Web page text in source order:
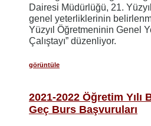
Dairesi Müdürlüğü, 21.
genel yeterliklerinin
Yüzyıl Öğretmeninin Genel
Çalıştayı” düzenliyor.
görüntüle
2021-2022 Öğretim Yılı
Geç Burs Başvuruları